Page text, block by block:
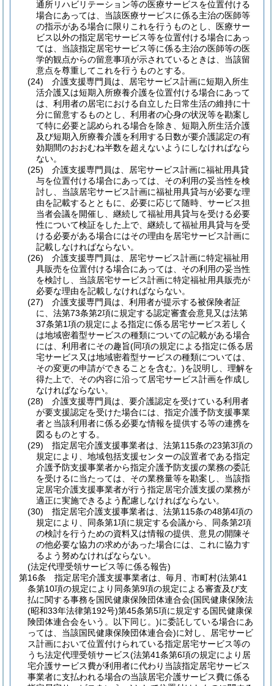
通所リハビリテーション等の医療サービスを位置付ける
場合にあっては、当該医療サービスに係る主治の医師等
の指示がある場合に限りこれを行うものとし、医療サー
ビス以外の指定居宅サービス等を位置付ける場合にあっ
ては、当該指定居宅サービス等に係る主治の医師等の医
学的観点からの留意事項が示されているときは、当該留
意点を尊重してこれを行うものとする。
(24)
介護支援専門員は、居宅サービス計画に短期入所生
活介護又は短期入所療養介護を位置付ける場合にあって
は、利用者の居宅における自立した日常生活の維持に十
分に留意するものとし、利用者の心身の状況等を勘案し
て特に必要と認められる場合を除き、短期入所生活介護
及び短期入所療養介護を利用する日数が要介護認定の有
効期間のおおむね半数を超えないようにしなければなら
ない。
(25)
介護支援専門員は、居宅サービス計画に福祉用具貸
与を位置付ける場合にあっては、その利用の妥当性を検
討し、当該居宅サービス計画に福祉用具貸与が必要な理
由を記載するとともに、必要に応じて随時、サービス担
当者会議を開催し、継続して福祉用具貸与を受ける必要
性について検証をした上で、継続して福祉用具貸与を受
ける必要がある場合にはその理由を居宅サービス計画に
記載しなければならない。
(26)
介護支援専門員は、居宅サービス計画に特定福祉用
具販売を位置付ける場合にあっては、その利用の妥当性
を検討し、当該居宅サービス計画に特定福祉用具販売が
必要な理由を記載しなければならない。
(27)
介護支援専門員は、利用者が提示する被保険者証
に、法第73条第2項に規定する認定審査会意見又は法第
37条第1項の規定による指定に係る居宅サービス若しく
は地域密着型サービスの種類についての記載がある場合
には、利用者にその趣旨(同項の規定による指定に係る居
宅サービス又は地域密着型サービスの種類については、
その変更の申請ができることを含む。)を説明し、理解を
得た上で、その内容に沿って居宅サービス計画を作成し
なければならない。
(28)
介護支援専門員は、要介護認定を受けている利用者
が要支援認定を受けた場合には、指定介護予防支援事業
者と当該利用者に係る必要な情報を提供する等の連携を
図るものとする。
(29)
指定居宅介護支援事業者は、法第115条の23第3項の
規定により、地域包括支援センターの設置者である指定
介護予防支援事業者から指定介護予防支援の業務の委託
を受けるに当たっては、その業務量等を勘案し、当該指
定居宅介護支援事業者が行う指定居宅介護支援の業務が
適正に実施できるよう配慮しなければならない。
(30)
指定居宅介護支援事業者は、法第115条の48第4項の
規定により、同条第1項に規定する会議から、同条第2項
の検討を行うための資料又は情報の提供、意見の開陳そ
の他必要な協力の求めがあった場合には、これに協力す
るよう努めなければならない。
(法定代理受領サービス等に係る報告)
第16条
指定居宅介護支援事業者は、毎月、市町村(法第41
条第10項の規定により同条第9項の規定による審査及び支
払に関する事務を国民健康保険団体連合会(国民健康保険法
(昭和33年法律第192号)第45条第5項に規定する国民健康保
険団体連合会をいう。以下同じ。)に委託している場合にあ
っては、当該国民健康保険団体連合会)に対し、居宅サービ
ス計画において位置付けられている指定居宅サービス等の
うち法定代理受領サービス(法第41条第6項の規定により居
宅介護サービス費が利用者に代わり当該指定居宅サービス
事業者に支払われる場合の当該居宅介護サービス費に係る